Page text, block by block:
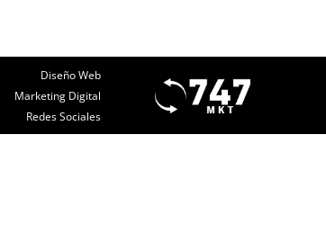
Diseño Web
Marketing Digital
Redes Sociales